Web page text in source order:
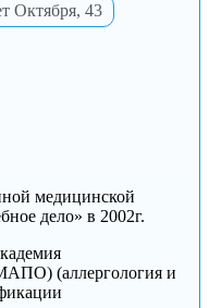
Октября, 43
медицинской
дело» в 2002г.
(аллергология и